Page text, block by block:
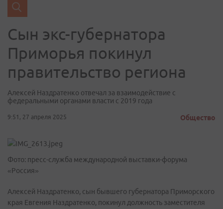
Сын экс-губернатора
Приморья покинул
правительство региона
Алексей Наздратенко отвечал за взаимодействие с
федеральными органами власти с 2019 года
9:51, 27 апреля 2025 Общество
Фото: пресс-служба международной выставки-форума
«Россия»
Алексей Наздратенко, сын бывшего губернатора Приморского
края Евгения Наздратенко, покинул должность заместителя